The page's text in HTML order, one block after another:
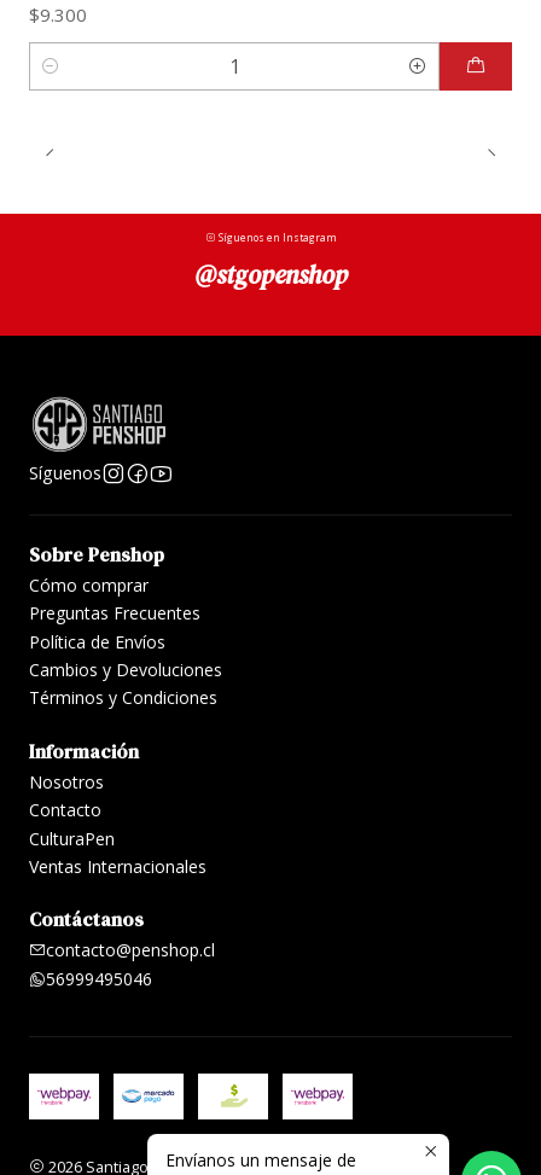
$9.300
Cantidad
Síguenos en Instagram
@stgopenshop
Síguenos
Sobre Penshop
Cómo comprar
Preguntas Frecuentes
Política de Envíos
Cambios y Devoluciones
Términos y Condiciones
Información
Nosotros
Contacto
CulturaPen
Ventas Internacionales
Contáctanos
contacto@penshop.cl
56999495046
2026 Santiago Penshop plumas, lapiceras y accesorios.
Envíanos un mensaje de